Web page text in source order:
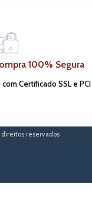
100% Segura
Certificado SSL e PCI
reservados